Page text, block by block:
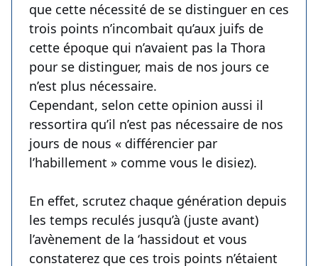
que cette nécessité de se distinguer en ces
trois points n’incombait qu’aux juifs de
cette époque qui n’avaient pas la Thora
pour se distinguer, mais de nos jours ce
n’est plus nécessaire.
Cependant, selon cette opinion aussi il
ressortira qu’il n’est pas nécessaire de nos
jours de nous « différencier par
l’habillement » comme vous le disiez).
En effet, scrutez chaque génération depuis
les temps reculés jusqu’à (juste avant)
l’avènement de la ‘hassidout et vous
constaterez que ces trois points n’étaient